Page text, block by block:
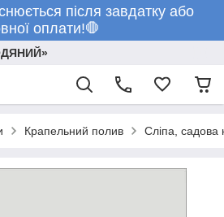
після завдатку або
оплати!🛑
Крапельний полив Сліпа, садова